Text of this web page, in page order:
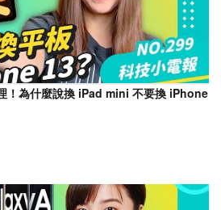
！為什麼說換 iPad mini 不要換 iPhone